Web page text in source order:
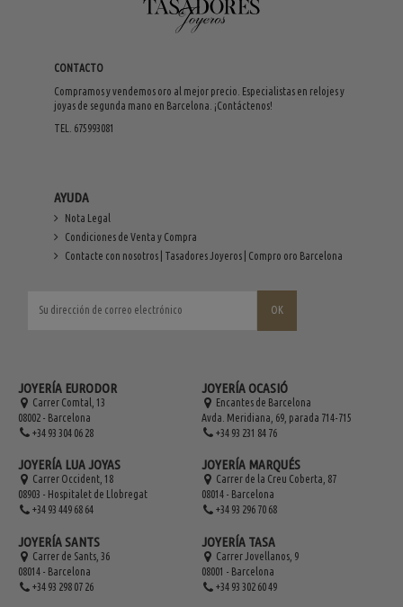
CONTACTO
Compramos y vendemos oro al mejor precio. Especialistas en relojes y
joyas de segunda mano en Barcelona. ¡Contáctenos!
TEL. 675993081
AYUDA
Nota Legal
Condiciones de Venta y Compra
Contacte con nosotros | Tasadores Joyeros | Compro oro Barcelona
JOYERÍA EURODOR
Carrer Comtal, 13
08002 - Barcelona
+34 93 304 06 28
JOYERÍA LUA JOYAS
Carrer Occident, 18
08903 - Hospitalet de Llobregat
+34 93 449 68 64
JOYERÍA SANTS
Carrer de Sants, 36
08014 - Barcelona
+34 93 298 07 26
JOYERÍA OCASIÓ
Encantes de Barcelona
Avda. Meridiana, 69, parada 714-715
+34 93 231 84 76
JOYERÍA MARQUÉS
Carrer de la Creu Coberta, 87
08014 - Barcelona
+34 93 296 70 68
JOYERÍA TASA
Carrer Jovellanos, 9
08001 - Barcelona
+34 93 302 60 49